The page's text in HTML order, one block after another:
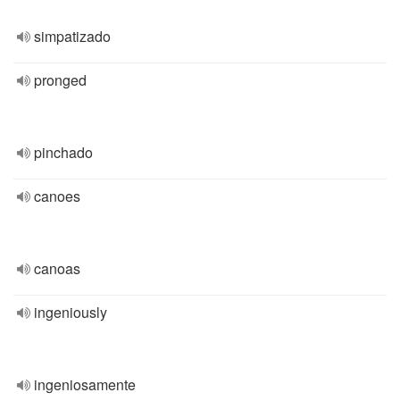
simpatizado
pronged
pinchado
canoes
canoas
ingeniously
ingeniosamente